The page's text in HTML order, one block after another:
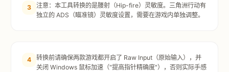
3
注意：本工具转换的是腰射（Hip-fire）灵敏度。三角洲行动有
独立的 ADS（瞄准镜）灵敏度设置，需要在游戏内单独调整。
4
转换前请确保两款游戏都开启了 Raw Input（原始输入），并
关闭 Windows 鼠标加速（"提高指针精确度"），否则实际手感